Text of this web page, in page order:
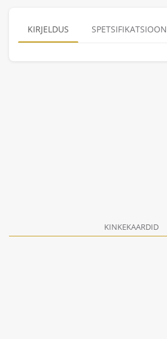
KIRJELDUS SPETSIFIKATSIOON
KINKEKAARDID